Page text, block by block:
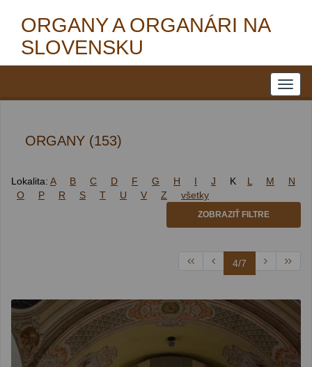
ORGANY A ORGANÁRI NA
SLOVENSKU
ORGANY (153)
Lokalita: A B C D F G H I J K L M
N
O
P R S T U V Z všetky
ZOBRAZIŤ FILTRE
4/7